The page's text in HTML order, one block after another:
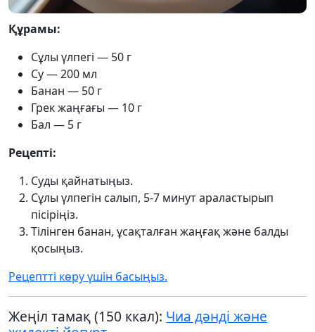
Құрамы:
Сұлы үлпегі — 50 г
Су — 200 мл
Банан — 50 г
Грек жаңғағы — 10 г
Бал — 5 г
Рецепті:
Суды қайнатыңыз.
Сұлы үлпегін салып, 5-7 минут араластырып
пісіріңіз.
Тілінген банан, ұсақталған жаңғақ және балды
қосыңыз.
Рецептті көру үшін басыңыз.
Жеңіл тамақ (150 ккал): Чиа дәнді және